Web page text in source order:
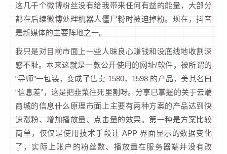
这几千个微博粉丝没有给我带来任何有益的能量，大部分
都在后续微博处理机器人僵尸粉时被迫掉粉。现在，抖音
是新媒体的主要阵地之一。
我只是对目前市面上一些人昧良心赚钱和没底线地收割深
感不耻。本来这就是一款公开使用的网址/软件，被所谓的
“导师”一包装，变成了售卖 1580，1598 的产品，美其名曰
“信息差”，这是把韭菜往死里割呀。分享已掌握的关于云端
商城的信息什么原理市面上主要有两种方案的产品达到快
速涨粉、增加播放量、点击量的效果。第一种是方案比较
简单，仅仅是使用技术手段让 APP 界面显示的数据变化
了，实际上账户的粉丝数、播放量在服务器端并没有改